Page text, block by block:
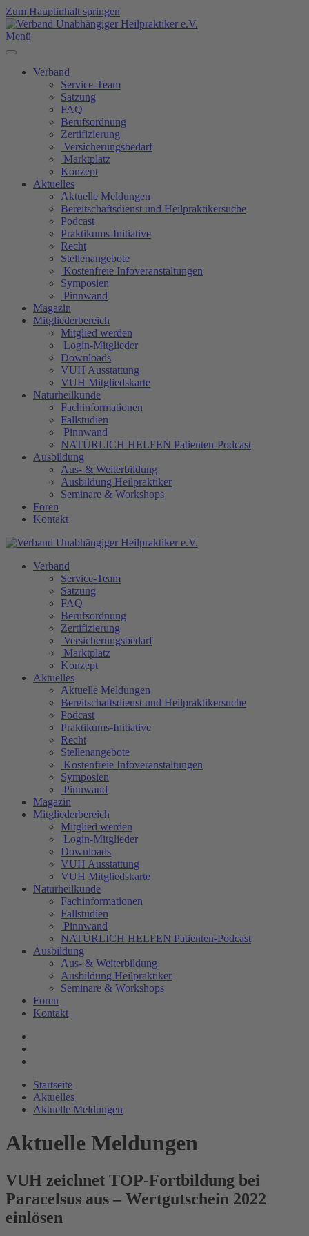
Zum Hauptinhalt springen
Menü
Verband
Service-Team
Satzung
FAQ
Berufsordnung
Zertifizierung
Versicherungsbedarf
Marktplatz
Konzept
Aktuelles
Aktuelle Meldungen
Bereitschaftsdienst und Heilpraktikersuche
Podcast
Praktikums-Initiative
Recht
Stellenangebote
Kostenfreie Infoveranstaltungen
Symposien
Pinnwand
Magazin
Mitgliederbereich
Mitglied werden
Login-Mitglieder
Downloads
VUH Ausstattung
VUH Mitgliedskarte
Naturheilkunde
Fachinformationen
Fallstudien
Pinnwand
NATÜRLICH HELFEN Patienten-Podcast
Ausbildung
Aus- & Weiterbildung
Ausbildung Heilpraktiker
Seminare & Workshops
Foren
Kontakt
Verband
Service-Team
Satzung
FAQ
Berufsordnung
Zertifizierung
Versicherungsbedarf
Marktplatz
Konzept
Aktuelles
Aktuelle Meldungen
Bereitschaftsdienst und Heilpraktikersuche
Podcast
Praktikums-Initiative
Recht
Stellenangebote
Kostenfreie Infoveranstaltungen
Symposien
Pinnwand
Magazin
Mitgliederbereich
Mitglied werden
Login-Mitglieder
Downloads
VUH Ausstattung
VUH Mitgliedskarte
Naturheilkunde
Fachinformationen
Fallstudien
Pinnwand
NATÜRLICH HELFEN Patienten-Podcast
Ausbildung
Aus- & Weiterbildung
Ausbildung Heilpraktiker
Seminare & Workshops
Foren
Kontakt
Startseite
Aktuelles
Aktuelle Meldungen
Aktuelle Meldungen
VUH zeichnet TOP-Fortbildung bei
Paracelsus aus – Wertgutschein 2022
einlösen